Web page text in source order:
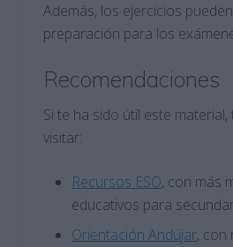
Además, los ejercicios
preparación para los
Recomendaciones
Si te ha sido útil este
visitar:
Recursos ESO, con más
educativos para
Orientación Andújar, con